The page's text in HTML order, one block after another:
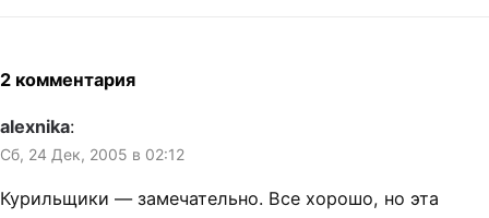
2 комментария
alexnika:
Сб, 24 Дек, 2005 в 02:12
Курильщики — замечательно. Все хорошо, но эта